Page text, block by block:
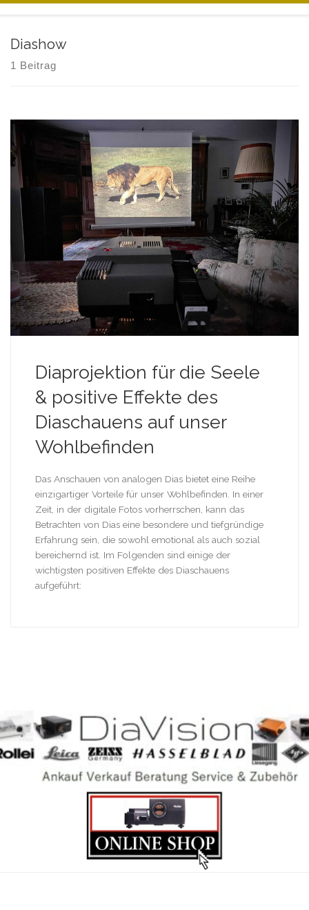
Diashow
1 Beitrag
Diaprojektion für die Seele
& positive Effekte des
Diaschauens auf unser
Wohlbefinden
Das Anschauen von analogen Dias bietet eine Reihe
einzigartiger Vorteile für unser Wohlbefinden. In einer
Zeit, in der digitale Fotos vorherrschen, kann das
Betrachten von Dias eine besondere und tiefgründige
Erfahrung sein, die sowohl emotional als auch sozial
bereichernd ist. Im Folgenden sind einige der
wichtigsten positiven Effekte des Diaschauens
aufgeführt: